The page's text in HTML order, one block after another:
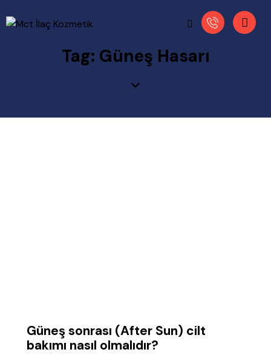
Tag: Güneş Hasarı
Güneş sonrası (After Sun) cilt
bakımı nasıl olmalıdır?